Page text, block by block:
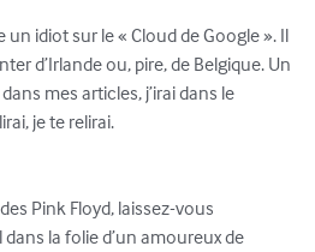
un idiot sur le « Cloud de Google ». Il
d’Irlande ou, pire, de Belgique. Un
mes articles, j’irai dans le
je te relirai.
Pink Floyd, laissez-vous
la folie d’un amoureux de